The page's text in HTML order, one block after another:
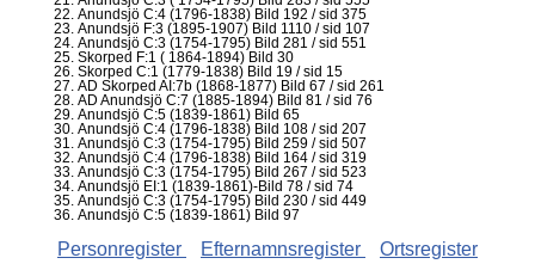
Anundsjö C:4 (1796-1838) Bild 192 / sid 375
Anundsjö F:3 (1895-1907) Bild 1110 / sid 107
Anundsjö C:3 (1754-1795) Bild 281 / sid 551
Skorped F:1 ( 1864-1894) Bild 30
Skorped C:1 (1779-1838) Bild 19 / sid 15
AD Skorped AI:7b (1868-1877) Bild 67 / sid 261
AD Anundsjö C:7 (1885-1894) Bild 81 / sid 76
Anundsjö C:5 (1839-1861) Bild 65
Anundsjö C:4 (1796-1838) Bild 108 / sid 207
Anundsjö C:3 (1754-1795) Bild 259 / sid 507
Anundsjö C:4 (1796-1838) Bild 164 / sid 319
Anundsjö C:3 (1754-1795) Bild 267 / sid 523
Anundsjö EI:1 (1839-1861)-Bild 78 / sid 74
Anundsjö C:3 (1754-1795) Bild 230 / sid 449
Anundsjö C:5 (1839-1861) Bild 97
Personregister Efternamnsregister Ortsregister